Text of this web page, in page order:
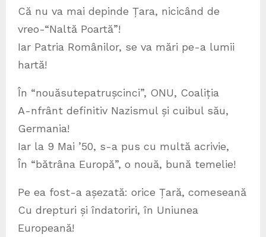
Că nu va mai depinde Țara, nicicând de
vreo-“Naltă Poartă”!
Iar Patria Românilor, se va mări pe-a lumii
hartă!
În “nouăsutepatrușcinci”, ONU, Coaliția
A-nfrânt definitiv Nazismul și cuibul său,
Germania!
Iar la 9 Mai ’50, s-a pus cu multă acrivie,
În “bătrâna Europă”, o nouă, bună temelie!
Pe ea fost-a așezată: orice Țară, comeseană
Cu drepturi și îndatoriri, în Uniunea
Europeană!